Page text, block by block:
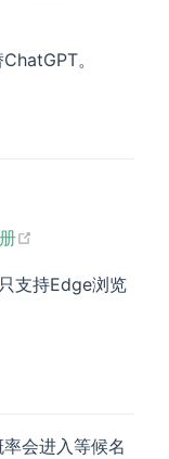
。
支持Edge浏览
会进入等候名